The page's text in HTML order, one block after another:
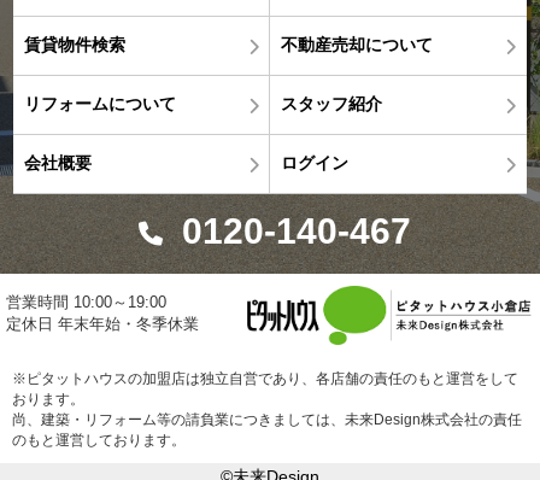
賃貸物件検索 不動産売却について
リフォームについて スタッフ紹介
会社概要 ログイン
0120-140-467
営業時間 10:00～19:00
定休日 年末年始・冬季休業
※ピタットハウスの加盟店は独立自営であり、各店舗の責任のもと運営をして
おります。
尚、建築・リフォーム等の請負業につきましては、未来Design株式会社の責任
のもと運営しております。